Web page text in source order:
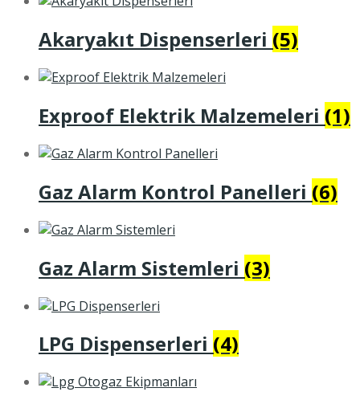
Akaryakıt Dispenserleri (5)
Exproof Elektrik Malzemeleri (1)
Gaz Alarm Kontrol Panelleri (6)
Gaz Alarm Sistemleri (3)
LPG Dispenserleri (4)